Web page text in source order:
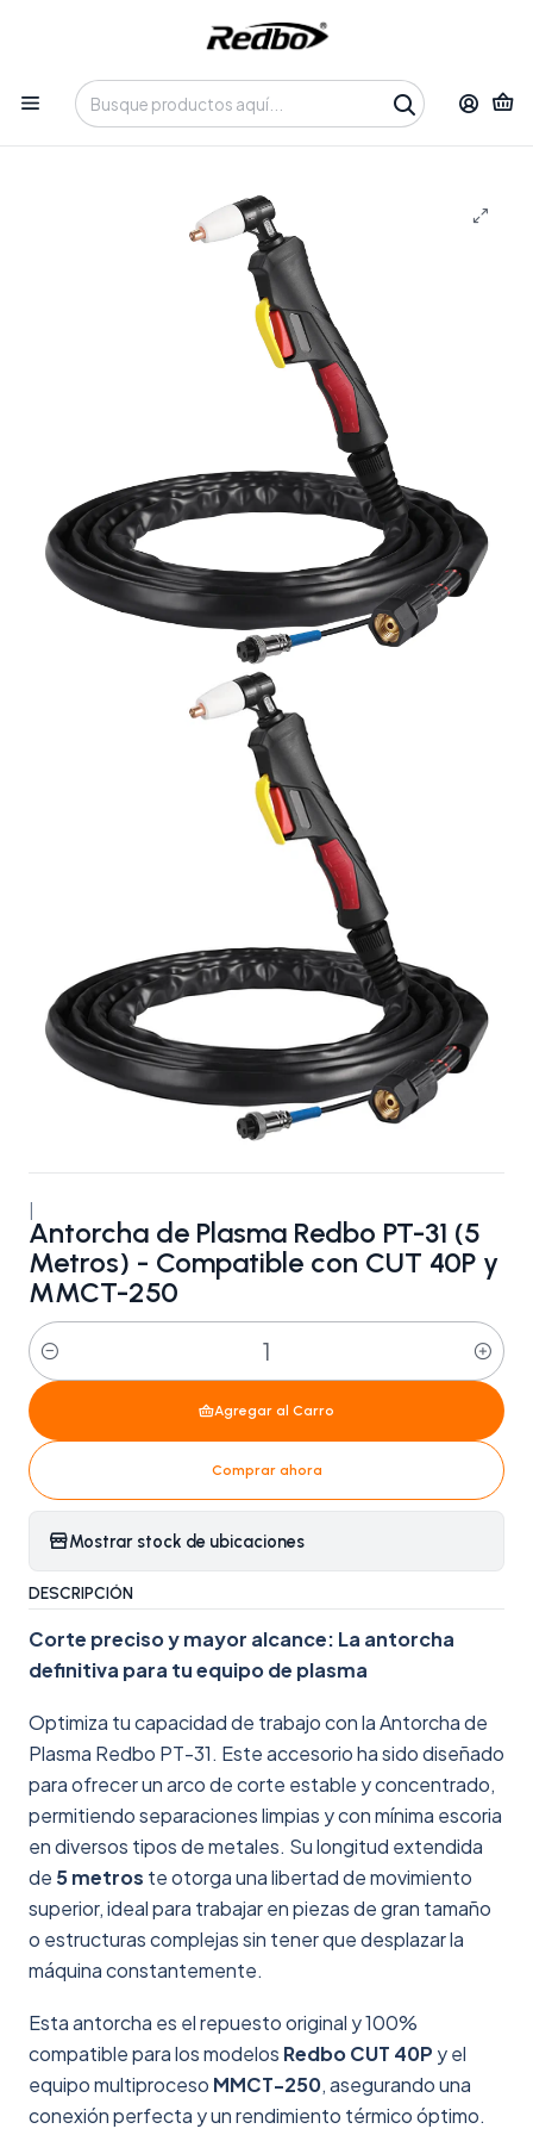
Tienda 100% Online con despacho a domicilio o retiro en
Oficina • Lun-Vie 09:30-14:00 / 15:00-17:30 • 📞 +56 9 3730 2311
Inicio Consumibles
Antorcha de Plasma Redbo PT-31 (5 Metros) - Compatible
con CUT 40P y MMCT-250
Antorcha de Plasma Redbo PT-31 (5
Metros) - Compatible con CUT 40P y
MMCT-250
Cantidad
Agregar al Carro
Comprar ahora
Mostrar stock de ubicaciones
DESCRIPCIÓN
Corte preciso y mayor alcance: La antorcha
definitiva para tu equipo de plasma
Optimiza tu capacidad de trabajo con la Antorcha de
Plasma Redbo PT-31. Este accesorio ha sido diseñado
para ofrecer un arco de corte estable y concentrado,
permitiendo separaciones limpias y con mínima escoria
en diversos tipos de metales. Su longitud extendida
de 5 metros te otorga una libertad de movimiento
superior, ideal para trabajar en piezas de gran tamaño
o estructuras complejas sin tener que desplazar la
máquina constantemente.
Esta antorcha es el repuesto original y 100%
compatible para los modelos Redbo CUT 40P y el
equipo multiproceso MMCT-250, asegurando una
conexión perfecta y un rendimiento térmico óptimo.